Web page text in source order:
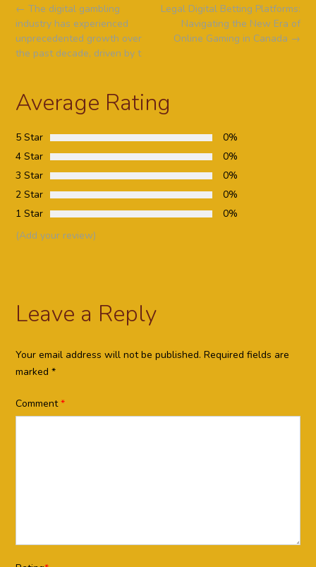
Post
navigation
Legal Digital Betting Platforms:
Navigating the New Era of
Online Gaming in Canada →
← The digital gambling
industry has experienced
unprecedented growth over
the past decade, driven by t
Average Rating
5 Star
0%
4 Star
0%
3 Star
0%
2 Star
0%
1 Star
0%
(Add your review)
Leave a Reply
Your email address will not be published. Required fields are
marked *
Comment*